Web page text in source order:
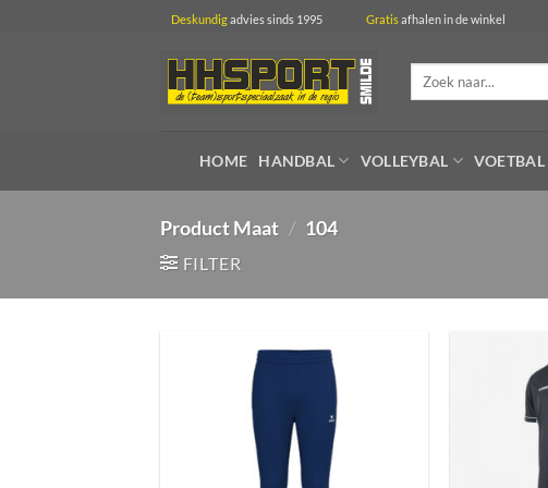
Deskundig advies sinds 1995 Gratis afhalen in de winkel
Zoeken
HOME HANDBAL VOLLEYBAL VOETBAL
Product Maat / 104
FILTER